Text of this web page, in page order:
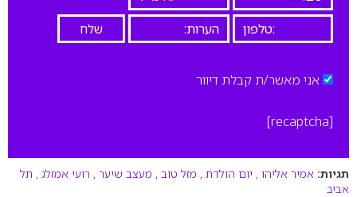
אני מאשר/ת קבלת דיוור
[recaptcha]
תגיות: אמיר אליהו , יום הולדת , מזל טוב , מעצב שיער , רועי אמזלג , תל
אביב